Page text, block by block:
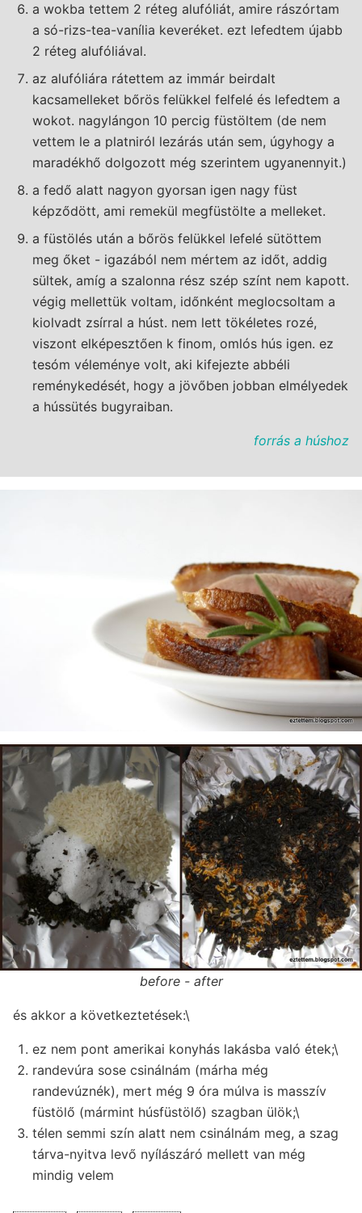
a wokba tettem 2 réteg alufóliát, amire rászórtam
a só-rizs-tea-vanília keveréket. ezt lefedtem újabb
2 réteg alufóliával.
az alufóliára rátettem az immár beirdalt
kacsamelleket bőrös felükkel felfelé és lefedtem a
wokot. nagylángon 10 percig füstöltem (de nem
vettem le a platniról lezárás után sem, úgyhogy a
maradékhő dolgozott még szerintem ugyanennyit.)
a fedő alatt nagyon gyorsan igen nagy füst
képződött, ami remekül megfüstölte a melleket.
a füstölés után a bőrös felükkel lefelé sütöttem
meg őket - igazából nem mértem az időt, addig
sültek, amíg a szalonna rész szép színt nem kapott.
végig mellettük voltam, időnként meglocsoltam a
kiolvadt zsírral a húst. nem lett tökéletes rozé,
viszont elképesztően k finom, omlós hús igen. ez
tesóm véleménye volt, aki kifejezte abbéli
reménykedését, hogy a jövőben jobban elmélyedek
a hússütés bugyraiban.
forrás a húshoz
before - after
és akkor a következtetések:\
ez nem pont amerikai konyhás lakásba való étek;\
randevúra sose csinálnám (márha még
randevúznék), mert még 9 óra múlva is masszív
füstölő (mármint húsfüstölő) szagban ülök;\
télen semmi szín alatt nem csinálnám meg, a szag
tárva-nyitva levő nyílászáró mellett van még
mindig velem